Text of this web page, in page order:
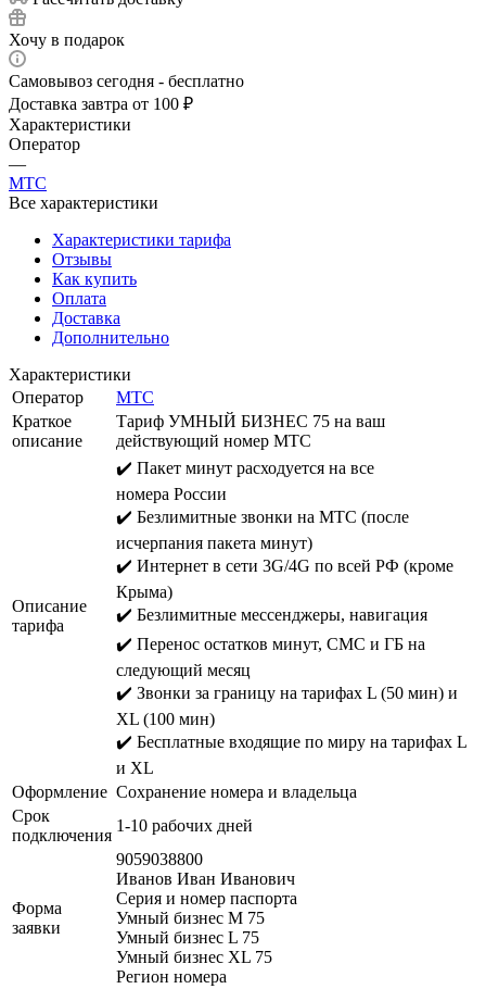
Хочу в подарок
Самовывоз сегодня - бесплатно
Доставка завтра от 100 ₽
Характеристики
Оператор
—
МТС
Все характеристики
Характеристики тарифа
Отзывы
Как купить
Оплата
Доставка
Дополнительно
Характеристики
Оператор
МТС
Краткое
описание
Тариф УМНЫЙ БИЗНЕС 75 на ваш
действующий номер МТС
Описание
тарифа
✔️ Пакет минут расходуется на все
номера России
✔️ Безлимитные звонки на МТС (после
исчерпания пакета минут)
✔️ Интернет в сети 3G/4G по всей РФ (кроме
Крыма)
✔️ Безлимитные мессенджеры, навигация
✔️ Перенос остатков минут, СМС и ГБ на
следующий месяц
✔️ Звонки за границу на тарифах L (50 мин) и
XL (100 мин)
✔️ Бесплатные входящие по миру на тарифах L
и XL
Оформление Сохранение номера и владельца
Срок
подключения
1-10 рабочих дней
Форма
заявки
9059038800
Иванов Иван Иванович
Серия и номер паспорта
Умный бизнес М 75
Умный бизнес L 75
Умный бизнес XL 75
Регион номера